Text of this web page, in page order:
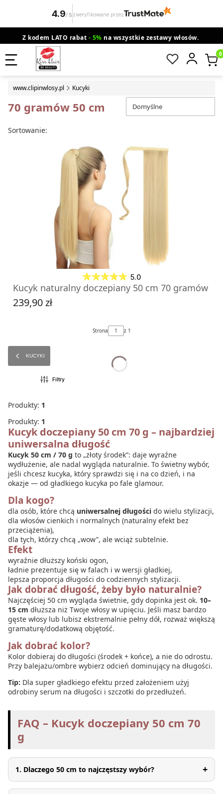
Z kodem LATO rabat - 5% na wszystkie zestawy włosów.
wysyłka gratis od 200 zł Orlen Paczka
www.clipinwlosy.pl Kucyki
70 gramów 50 cm
Lista produktów
Sortowanie:
Domyślne
5.0
Kucyk naturalny doczepiany 50 cm 70 gramów
Cena
239,90 zł
Strona z 1
KUCYKI
Filtry
Produkty: 1
Produkty: 1
Kucyk doczepiany 50 cm 70 g – najbardziej
uniwersalna długość
Kucyk 50 cm / 70 g to „złoty środek”: daje wyraźne
wydłużenie, ale nadal wygląda naturalnie. To świetny wybór,
jeśli chcesz kucyka, który sprawdzi się i na co dzień, i na
okazje — od gładkiego kucyka po fale glamour.
Dla kogo?
dla osób, które chcą uniwersalnej długości do wielu stylizacji,
dla włosów cienkich i normalnych (naturalny efekt bez
przeciążenia),
dla tych, którzy chcą „wow”, ale wciąż subtelnie.
Efekt
wyraźnie dłuższy koński ogon,
ładnie prezentuje się w falach i w wersji gładkiej,
lepsza proporcja długości do codziennych stylizacji.
Jak dobrać długość, żeby było naturalnie?
Najczęściej 50 cm wygląda świetnie, gdy dopinka jest ok. 10–
15 cm dłuższa niż Twoje włosy w upięciu. Jeśli masz bardzo
gęste włosy lub lubisz ekstremalnie pełny dół, rozważ większą
gramaturę/dodatkową objętość.
Jak dobrać kolor?
Kolor dobieraj do długości (środek + końce), a nie do odrostu.
Przy balejażu/ombre wybierz odcień dominujący na długości.
Tip: Dla super gładkiego efektu przed założeniem użyj
odrobiny serum na długości i szczotki do przedłużeń.
FAQ – Kucyk doczepiany 50 cm 70
g
1. Dlaczego 50 cm to najczęstszy wybór? +
4.9/ 5 zweryfikowane przez